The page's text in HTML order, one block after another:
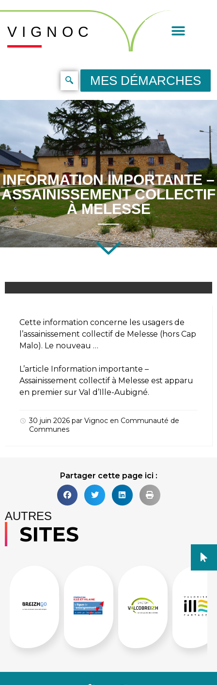
VIGNOC
MES DÉMARCHES
INFORMATION IMPORTANTE –
ASSAINISSEMENT COLLECTIF
À MELESSE
Cette information concerne les usagers de
l’assainissement collectif de Melesse (hors Cap
Malo). Le nouveau …
L’article Information importante –
Assainissement collectif à Melesse est apparu
en premier sur Val d’Ille-Aubigné.
30 juin 2026 par Vignoc en Communauté de
Communes
Partager cette page ici :
AUTRES
SITES